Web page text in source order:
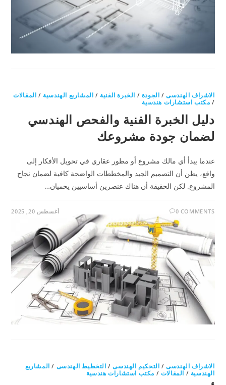
الاشراف الهندسى/ الجودة / الخبرة الفنية / المشاريع الهندسية / المقالات
/ مكتب استشارات هندسية
دليل الخبرة الفنية والفحص الهندسي
لضمان جودة مشروعك
عندما يبدأ أي مالك مشروع أو مطور عقاري في تحويل الأفكار إلى
واقع، يظن أن التصميم الجيد والمخططات الواضحة كافية لضمان نجاح
المشروع. لكن الحقيقة أن هناك عنصرين أساسيين يحميان…
0 COMMENTS أغسطس 20, 2025
الاشراف الهندسى/ التحكيم الهندسى/ التخطيط الهندسى / المشاريع
الهندسية / المقالات / مكتب استشارات هندسية